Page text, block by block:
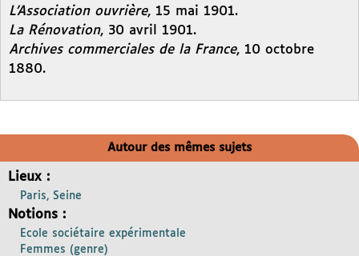
L’Association ouvrière, 15 mai 1901.
La Rénovation, 30 avril 1901.
Archives commerciales de la France, 10 octobre
1880.
Autour des mêmes sujets
Lieux :
Paris, Seine
Notions :
Ecole sociétaire expérimentale
Femmes (genre)